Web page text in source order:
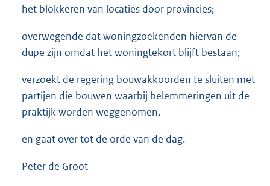
het blokkeren van locaties door provincies;
overwegende dat woningzoekenden hiervan de
dupe zijn omdat het woningtekort blijft bestaan;
verzoekt de regering bouwakkoorden te sluiten met
partijen die bouwen waarbij belemmeringen uit de
praktijk worden weggenomen,
en gaat over tot de orde van de dag.
Peter de Groot